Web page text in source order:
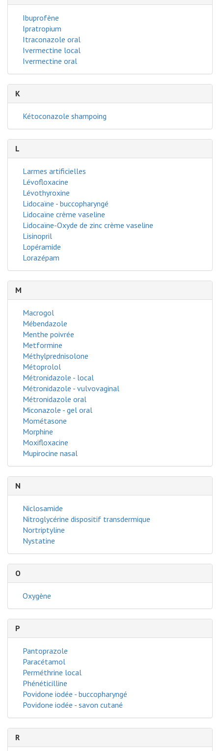
Ibuprofène
Ipratropium
Itraconazole oral
Ivermectine local
Ivermectine oral
K
Kétoconazole shampoing
L
Larmes artificielles
Lévofloxacine
Lévothyroxine
Lidocaïne - buccopharyngé
Lidocaïne crème vaseline
Lidocaïne-Oxyde de zinc crème vaseline
Lisinopril
Lopéramide
Lorazépam
M
Macrogol
Mébendazole
Menthe poivrée
Metformine
Méthylprednisolone
Métoprolol
Métronidazole - local
Métronidazole - vulvovaginal
Métronidazole oral
Miconazole - gel oral
Mométasone
Morphine
Moxifloxacine
Mupirocine nasal
N
Niclosamide
Nitroglycérine dispositif transdermique
Nortriptyline
Nystatine
O
Oxygène
P
Pantoprazole
Paracétamol
Perméthrine local
Phénéticilline
Povidone iodée - buccopharyngé
Povidone iodée - savon cutané
R